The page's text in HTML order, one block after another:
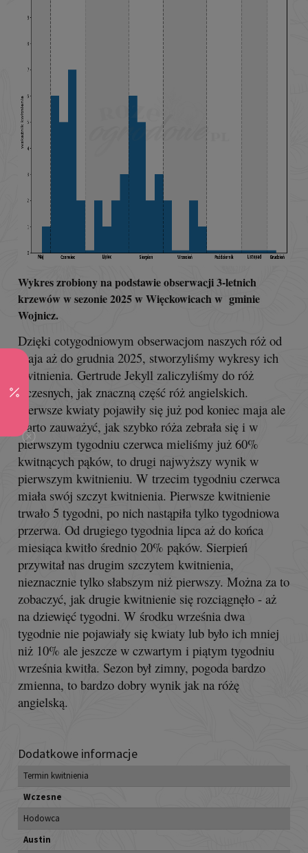
Wykres zrobiony na podstawie obserwacji 3-letnich
krzewów w sezonie 2025 w Więckowicach w gminie
Wojnicz.
Dzięki cotygodniowym obserwacjom naszych róż od
maja aż do grudnia 2025, stworzyliśmy wykresy ich
kwitnienia. Gertrude Jekyll zaliczyliśmy do róż
wczesnych, jak znaczną część róż angielskich.
Pierwsze kwiaty pojawiły się już pod koniec maja ale
warto zauważyć, jak szybko róża zebrała się i w
pierwszym tygodniu czerwca mieliśmy już 60%
kwitnących pąków, to drugi najwyższy wynik w
pierwszym kwitnieniu. W trzecim tygodniu czerwca
miała swój szczyt kwitnienia. Pierwsze kwitnienie
trwało 5 tygodni, po nich nastąpiła tylko tygodniowa
przerwa. Od drugiego tygodnia lipca aż do końca
miesiąca kwitło średnio 20% pąków. Sierpień
przywitał nas drugim szczytem kwitnienia,
nieznacznie tylko słabszym niż pierwszy. Można za to
zobaczyć, jak drugie kwitnienie się rozciągnęło - aż
na dziewięć tygodni. W środku września dwa
tygodnie nie pojawiały się kwiaty lub było ich mniej
niż 10% ale jeszcze w czwartym i piątym tygodniu
września kwitła. Sezon był zimny, pogoda bardzo
zmienna, to bardzo dobry wynik jak na różę
angielską.
Dodatkowe informacje
Termin kwitnienia
Wczesne
Hodowca
Austin